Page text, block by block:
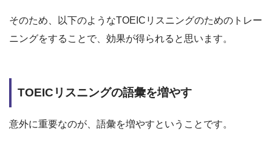
そのため、以下のようなTOEICリスニングのためのトレー
ニングをすることで、効果が得られると思います。
TOEICリスニングの語彙を増やす
意外に重要なのが、語彙を増やすということです。